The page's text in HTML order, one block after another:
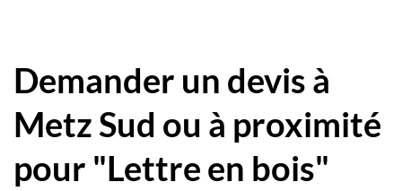
Demander un devis à
Metz Sud ou à proximité
pour "Lettre en bois"